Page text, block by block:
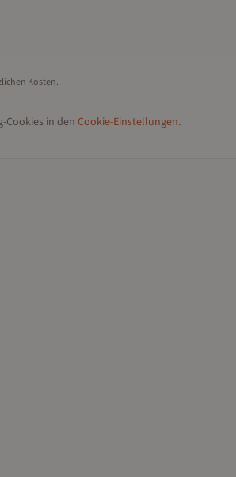
Kosten.
Cookies in den Cookie-Einstellungen.